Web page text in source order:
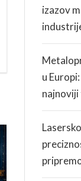
izazov
u